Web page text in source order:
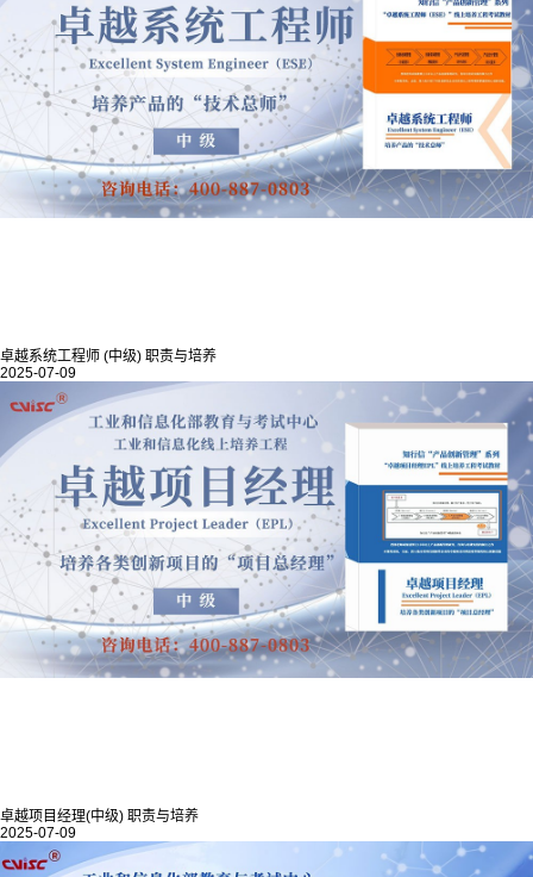
卓越系统工程师 (中级) 职责与培养
2025-07-09
卓越项目经理(中级) 职责与培养
2025-07-09